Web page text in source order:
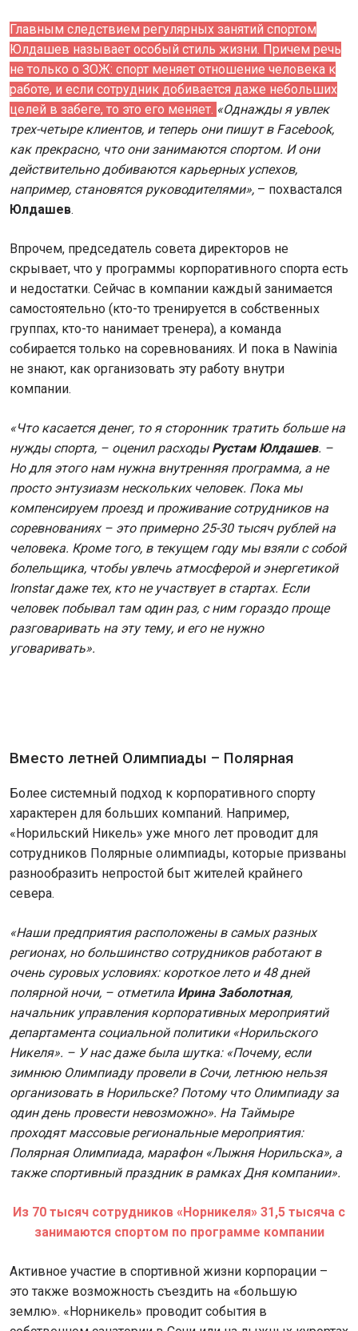
Главным следствием регулярных занятий спортом
Юлдашев называет особый стиль жизни. Причем речь
не только о ЗОЖ: спорт меняет отношение человека к
работе, и если сотрудник добивается даже небольших
целей в забеге, то это его меняет. «Однажды я увлек
трех-четыре клиентов, и теперь они пишут в Facebook,
как прекрасно, что они занимаются спортом. И они
действительно добиваются карьерных успехов,
например, становятся руководителями», – похвастался
Юлдашев.
Впрочем, председатель совета директоров не
скрывает, что у программы корпоративного спорта есть
и недостатки. Сейчас в компании каждый занимается
самостоятельно (кто-то тренируется в собственных
группах, кто-то нанимает тренера), а команда
собирается только на соревнованиях. И пока в Nawinia
не знают, как организовать эту работу внутри
компании.
«Что касается денег, то я сторонник тратить больше на
нужды спорта, – оценил расходыРустам Юлдашев. –
Но для этого нам нужна внутренняя программа, а не
просто энтузиазм нескольких человек. Пока мы
компенсируем проезд и проживание сотрудников на
соревнованиях – это примерно 25-30 тысяч рублей на
человека. Кроме того, в текущем году мы взяли с собой
болельщика, чтобы увлечь атмосферой и энергетикой
Ironstar даже тех, кто не участвует в стартах. Если
человек побывал там один раз, с ним гораздо проще
разговаривать на эту тему, и его не нужно
уговаривать».
Вместо летней Олимпиады – Полярная
Более системный подход к корпоративного спорту
характерен для больших компаний. Например,
«Норильский Никель» уже много лет проводит для
сотрудников Полярные олимпиады, которые призваны
разнообразить непростой быт жителей крайнего
севера.
«Наши предприятия расположены в самых разных
регионах, но большинство сотрудников работают в
очень суровых условиях: короткое лето и 48 дней
полярной ночи, – отметила Ирина Заболотная,
начальник управления корпоративных мероприятий
департамента социальной политики «Норильского
Никеля». – У нас даже была шутка: «Почему, если
зимнюю Олимпиаду провели в Сочи, летнюю нельзя
организовать в Норильске? Потому что Олимпиаду за
один день провести невозможно». На Таймыре
проходят массовые региональные мероприятия:
Полярная Олимпиада, марафон «Лыжня Норильска», а
также спортивный праздник в рамках Дня компании».
Из 70 тысяч сотрудников «Норникеля» 31,5 тысяча с
занимаются спортом по программе компании
Активное участие в спортивной жизни корпорации –
это также возможность съездить на «большую
землю». «Норникель» проводит события в